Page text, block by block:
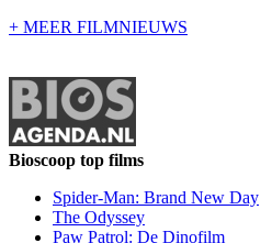
+ MEER FILMNIEUWS
Bioscoop top films
Spider-Man: Brand New Day
The Odyssey
Paw Patrol: De Dinofilm